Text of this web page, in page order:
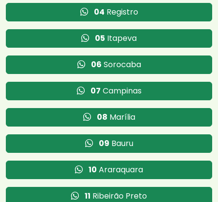
04 Registro
05 Itapeva
06 Sorocaba
07 Campinas
08 Marília
09 Bauru
10 Araraquara
11 Ribeirão Preto